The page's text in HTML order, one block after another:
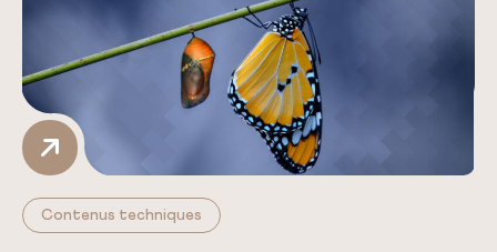
Contenus techniques